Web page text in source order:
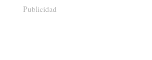
Publicidad